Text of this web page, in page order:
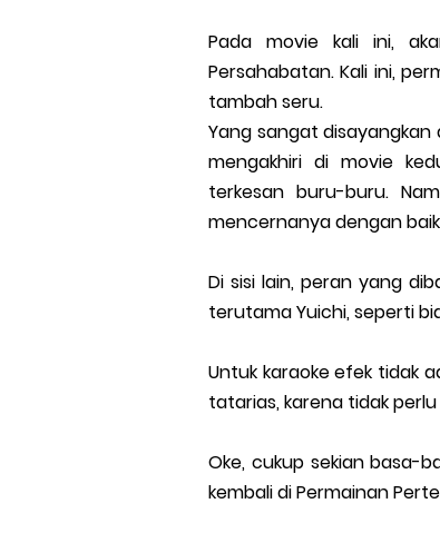
Pada movie kali ini,
Persahabatan. Kali ini,
tambah seru.
Yang sangat
mengakhiri di movie
terkesan buru-buru.
mencernanya dengan
Di sisi lain, peran yang
terutama Yuichi, seperti
Untuk karaoke efek tidak
tatarias, karena tidak
Oke, cukup sekian basa-
kembali di Permainan